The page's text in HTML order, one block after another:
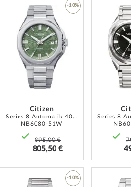
Citizen
Series 8 Automatik 40mm 10ATM
NB6080-51W
895,00 €
805,50 €
-10%
WUNSCHLISTE
HINZUFÜGEN
-10%